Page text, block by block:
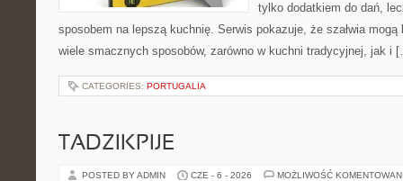
tylko dodatkiem do dań,
sposobem na lepszą kuchnię. Serwis pokazuje, że szałwia
wiele smacznych sposobów, zarówno w kuchni tradycyjnej, jak i
CATEGORIES: PORTUGALIA
TADZIKPIJE
POSTED BY ADMIN CZE - 6 - 2026 MOŻLIWOŚĆ